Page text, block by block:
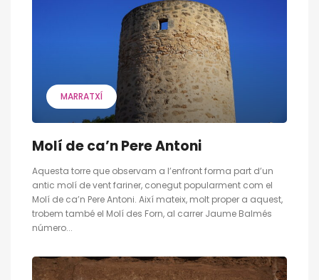
MARRATXÍ
Molí de ca’n Pere Antoni
Aquesta torre que observam a l’enfront forma part d’un
antic molí de vent fariner, conegut popularment com el
Molí de ca’n Pere Antoni. Així mateix, molt proper a aquest,
trobem també el Molí des Forn, al carrer Jaume Balmés
número...